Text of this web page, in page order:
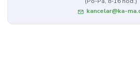
kancelar@ka-